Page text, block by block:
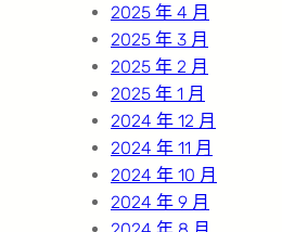
2025 年 4 月
2025 年 3 月
2025 年 2 月
2025 年 1 月
2024 年 12 月
2024 年 11 月
2024 年 10 月
2024 年 9 月